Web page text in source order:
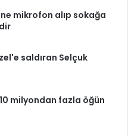
mikrofon alıp sokağa
saldıran Selçuk
milyondan fazla öğün